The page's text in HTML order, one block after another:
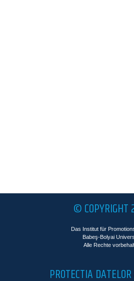
© COPYRIGHT
Das Institut für
Babeş-Bolyai
Alle Rechte
PROTECTIA